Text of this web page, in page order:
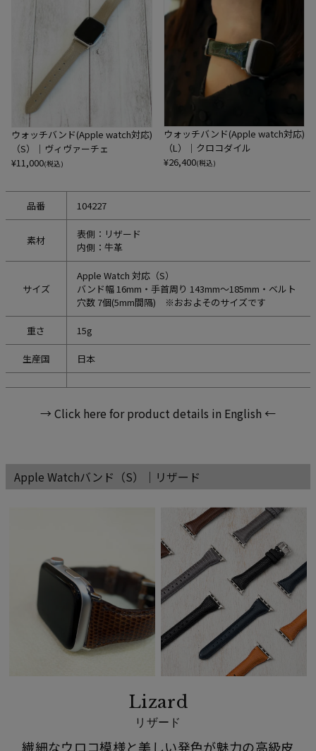
ウォッチバンド(Apple watch対応)
（S）｜ヴィヴァーチェ
¥11,000(税込)
ウォッチバンド(Apple watch対応)
（L）｜クロコダイル
¥26,400(税込)
品番 104227
素材
表側：リザード
内側：牛革
サイズ
Apple Watch 対応（S）
バンド幅 16mm・手首周り 143mm～185mm・ベルト
穴数 7個(5mm間隔) ※おおよそのサイズです
重さ 15g
生産国 日本
→ Click here for product details in English ←
Apple Watchバンド（S）｜リザード
Lizard
リザード
繊細なウロコ模様と美しい発色が魅力の高級皮